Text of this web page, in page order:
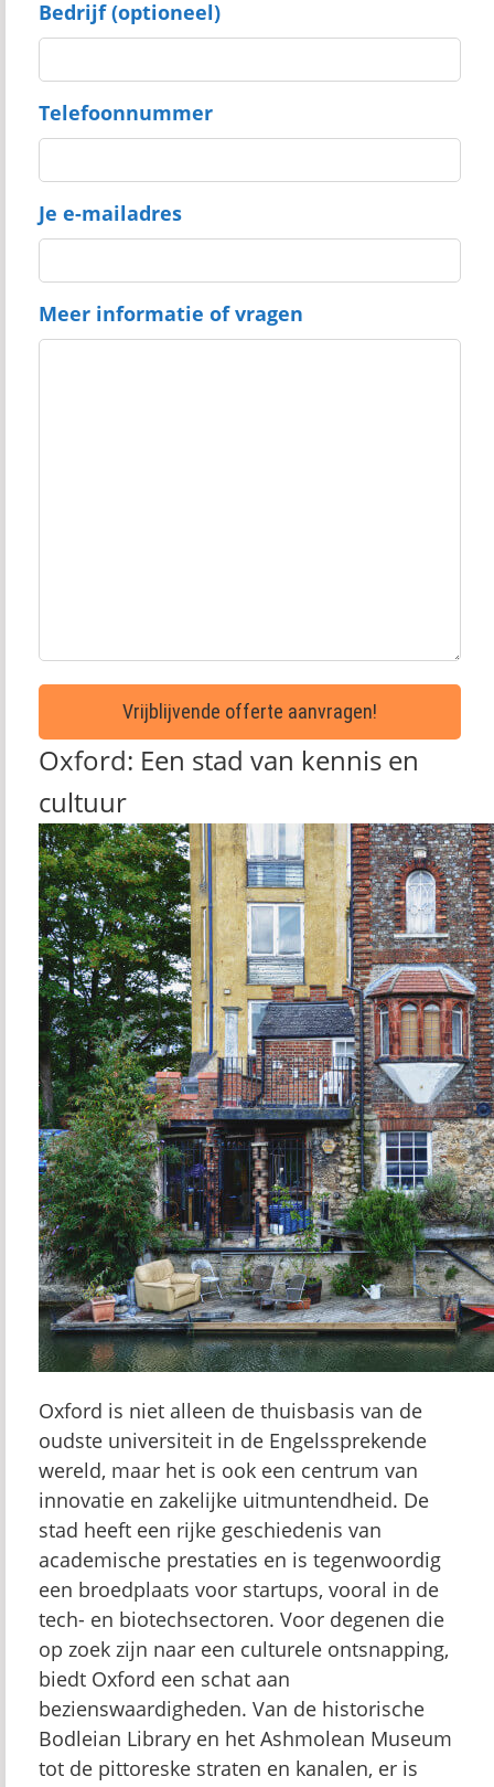
Bedrijf (optioneel)
Telefoonnummer
Je e-mailadres
Meer informatie of vragen
Oxford: Een stad van kennis en
cultuur
Oxford is niet alleen de thuisbasis van de
oudste universiteit in de Engelssprekende
wereld, maar het is ook een centrum van
innovatie en zakelijke uitmuntendheid. De
stad heeft een rijke geschiedenis van
academische prestaties en is tegenwoordig
een broedplaats voor startups, vooral in de
tech- en biotechsectoren. Voor degenen die
op zoek zijn naar een culturele ontsnapping,
biedt Oxford een schat aan
bezienswaardigheden. Van de historische
Bodleian Library en het Ashmolean Museum
tot de pittoreske straten en kanalen, er is